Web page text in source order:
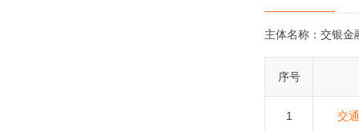
主体名称： 交银金
序号
1 交